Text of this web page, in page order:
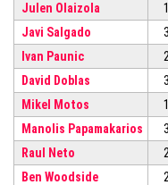
Julen Olaizola
Javi Salgado
Ivan Paunic
David Doblas
Mikel Motos
Manolis Papamakarios
Raul Neto
Ben Woodside